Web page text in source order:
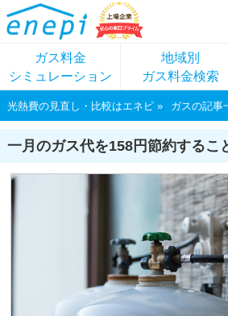
ガス料金
シミュレーション
地域別
ガス料金検索
光熱費の見直し・比較はエネピ ガスの記事
一月のガス代を158円節約するこ